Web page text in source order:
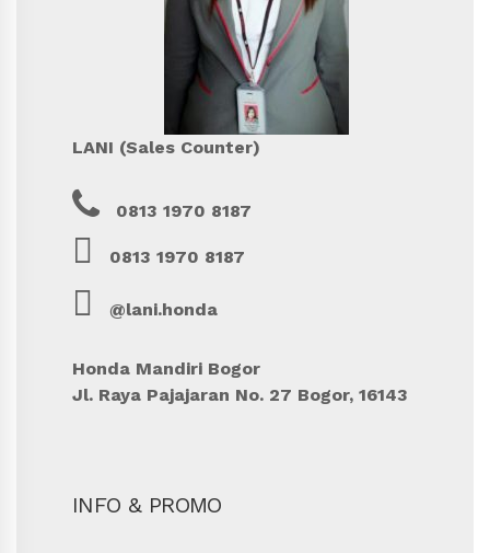
LANI (Sales Counter)
0813 1970 8187
0813 1970 8187
@lani.honda
Honda Mandiri Bogor
Jl. Raya Pajajaran No. 27 Bogor, 16143
INFO & PROMO